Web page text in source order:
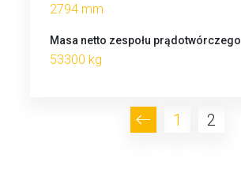
2794 mm
Masa netto zespołu prądotwórczego
53300 kg
1 2